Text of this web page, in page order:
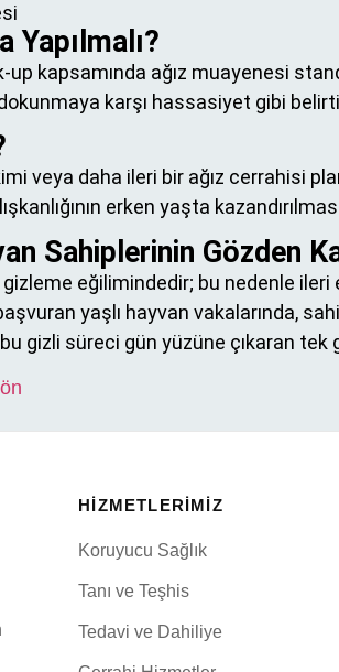
Yapılmalı?
kapsamında ağız muayenesi
karşı hassasiyet gibi
veya daha ileri bir ağız cerrahisi
erken yaşta
Sahiplerinin Gözden
eğilimindedir; bu nedenle
yaşlı hayvan vakalarında,
bu gizli süreci gün yüzüne çıkaran tek
HIZMETLERIMIZ
Koruyucu Sağlık
Tanı ve Teşhis
Tedavi ve Dahiliye